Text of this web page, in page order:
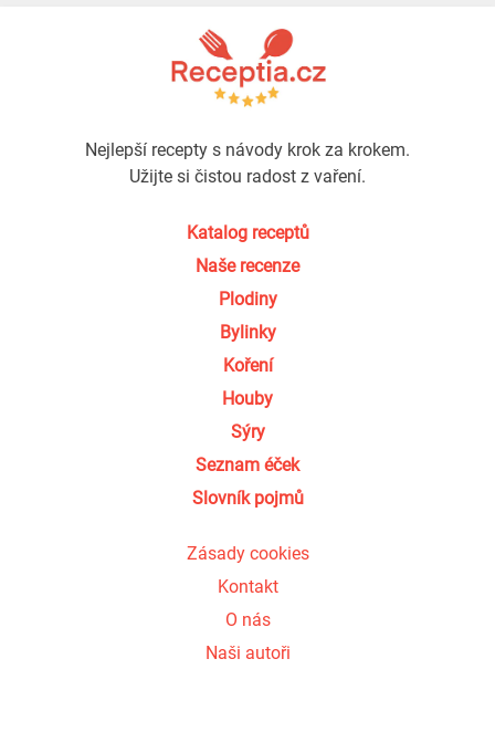
Nejlepší recepty s návody krok za krokem.
Užijte si čistou radost z vaření.
Katalog receptů
Naše recenze
Plodiny
Bylinky
Koření
Houby
Sýry
Seznam éček
Slovník pojmů
Zásady cookies
Kontakt
O nás
Naši autoři